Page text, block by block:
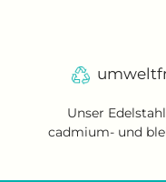
Unser
cadmium- und